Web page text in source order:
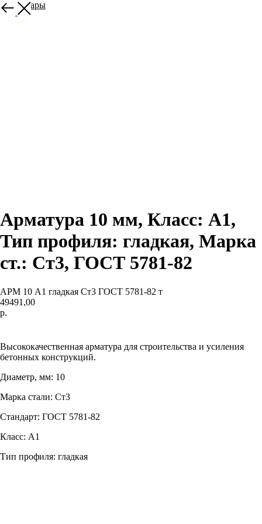
Все товары
Арматура 10 мм, Класс: А1,
Тип профиля: гладкая, Марка
ст.: Ст3, ГОСТ 5781-82
АРМ 10 А1 гладкая Ст3 ГОСТ 5781-82 т
49491,00
р.
Высококачественная арматура для строительства и усиления
бетонных конструкций.
Диаметр, мм: 10
Марка стали: Ст3
Стандарт: ГОСТ 5781-82
Класс: А1
Тип профиля: гладкая